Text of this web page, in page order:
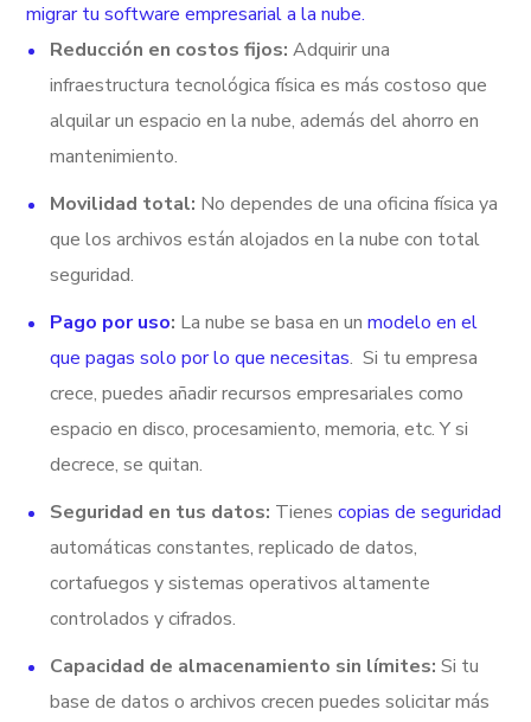
migrar tu software empresarial a la nube.
Reducción en costos fijos: Adquirir una
infraestructura tecnológica física es más costoso que
alquilar un espacio en la nube, además del ahorro en
mantenimiento.
Movilidad total: No dependes de una oficina física ya
que los archivos están alojados en la nube con total
seguridad.
Pago por uso: La nube se basa en unmodelo en el
que pagas solo por lo que necesitas. Si tu empresa
crece, puedes añadir recursos empresariales como
espacio en disco, procesamiento, memoria, etc. Y si
decrece, se quitan.
Seguridad en tus datos: Tienes copias de seguridad
automáticas constantes, replicado de datos,
cortafuegos y sistemas operativos altamente
controlados y cifrados.
Capacidad de almacenamiento sin límites: Si tu
base de datos o archivos crecen puedes solicitar más